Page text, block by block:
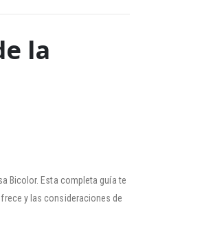
la
Bicolor. Esta completa guía te
y las consideraciones de